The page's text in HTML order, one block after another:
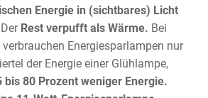
Energie in (sichtbares) Licht
Rest verpufft als Wärme. Bei
Energiesparlampen nur
der Energie einer Glühlampe,
bis 80 Prozent weniger Energie.